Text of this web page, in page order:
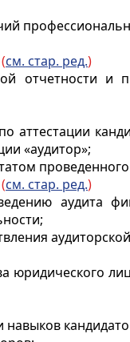
см. стар. ред.)
отчетности и
аттестации
«аудитор»;
проведенного
см. стар. ред.)
аудита
юридического